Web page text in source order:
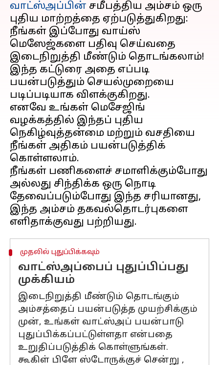
வாட்ஸ்அப்பின் சமீபத்திய அம்சம் ஒரு
புதிய மாற்றத்தை ஏற்படுத்துகிறது:
நீங்கள் இப்போது வாய்ஸ்
மெஸேஜ்களை பதிவு செய்வதை
இடைநிறுத்தி மீண்டும் தொடங்கலாம்!
இந்த கட்டுரை அதை எப்படி
பயன்படுத்தும் செயல்முறையை
படிப்படியாக விளக்குகிறது.
எனவே உங்கள் மெசேஜிங்
வழக்கத்தில் இந்தப் புதிய
நெகிழ்வுத்தன்மை மற்றும் வசதியை
நீங்கள் அதிகம் பயன்படுத்திக்
கொள்ளலாம்.
நீங்கள் பணிகளைச் சமாளிக்கும்போது
அல்லது சிந்திக்க ஒரு நொடி
தேவைப்படும்போது இந்த சரியானது,
இந்த அம்சம் தகவல்தொடர்புகளை
முதலில் புதுப்பிக்கவும்
வாட்ஸ்அப்பைப் புதுப்பிப்பது
முக்கியம்
இடைநிறுத்தி மீண்டும் தொடங்கும்
அம்சத்தைப் பயன்படுத்த முயற்சிக்கும்
முன், உங்கள் வாட்ஸ்அப் பயன்பாடு
புதுப்பிக்கப்பட்டுள்ளதா என்பதை
உறுதிப்படுத்திக் கொள்ளுங்கள்.
கூகிள் பிளே ஸ்டோருக்குச் சென்று ,